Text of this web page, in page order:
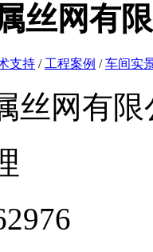
丝网有
支持 / 工程案例 /车间实
丝网有限